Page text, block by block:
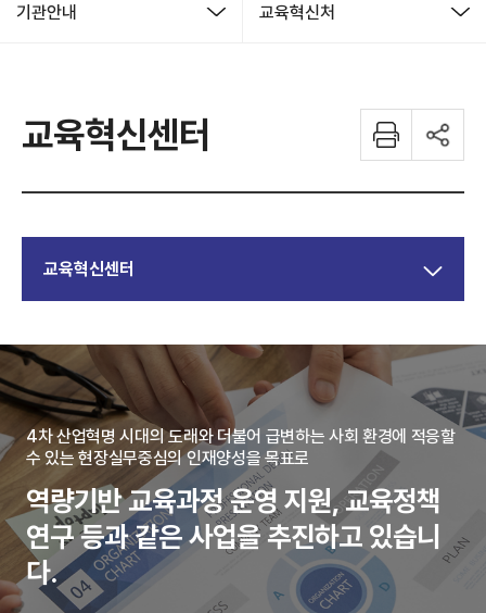
기관안내 교육혁신처
교육혁신센터
교육혁신센터
4차 산업혁명 시대의 도래와 더불어 급변하는 사회 환경에 적응할
수 있는 현장실무중심의 인재양성을 목표로
역량기반 교육과정 운영 지원, 교육정책
연구 등과 같은 사업을 추진하고 있습니
다.